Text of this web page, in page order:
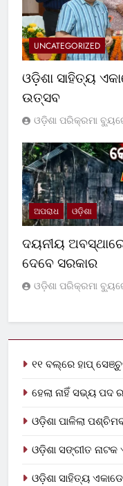
UNCATEGORIZED
ଓଡ଼ିଶା ସାହିତ୍ୟ
ଉତ୍ସବ
ଓଡ଼ିଶା ପରିକ୍ରମା
ଅପରାଧ ଓଡ଼ିଶା
ଦୟନୀୟ
ଦେବେ ସରକାର
ଓଡ଼ିଶା ପରିକ୍ରମା
୧୧ ବଲ୍‌ରେ ହାପ୍
ହେଲା ନାହିଁ ସଭ୍ୟ ପଦ
ଓଡ଼ିଶା ପାଳିଲା
ଓଡ଼ିଶା ସଙ୍ଗୀତ
ଓଡ଼ିଶା ସାହିତ୍ୟ